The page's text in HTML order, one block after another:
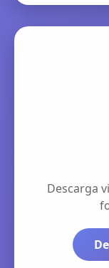
Descarga